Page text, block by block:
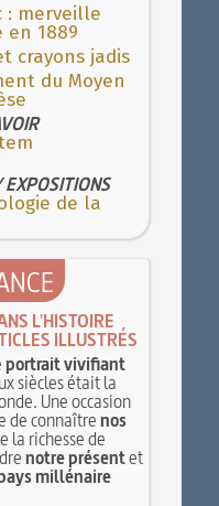
: merveille
en 1889
crayons jadis
du Moyen
de la
L'HISTOIRE
ILLUSTRÉS
portrait vivifiant
siècles était la
Une occasion
de connaîtrenos
la richesse de
notre présentet
millénaire